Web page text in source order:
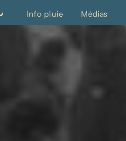
Info pluie Médias